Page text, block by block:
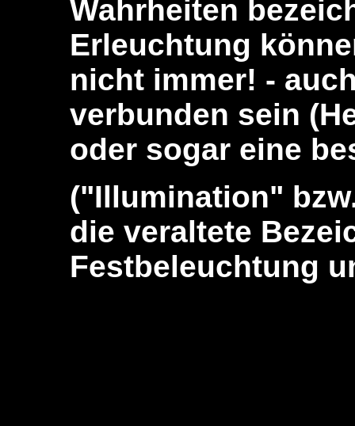
Wahrheiten
Erleuchtung
nicht immer! -
verbunden sein
oder sogar eine
("Illumination"
die veraltete
Festbeleuchtung